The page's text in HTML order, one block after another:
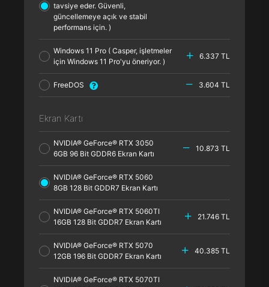
tavsiye eder. Güvenli,
güncellemeye açık ve stabil
performans için. )
Windows 11 Pro ( Casper, işletmeler
için Windows 11 Pro'yu öneriyor. )
6.337 TL
FreeDOS 3.604 TL
Ekran Kartı
NVIDIA® GeForce® RTX 3050
6GB 96 Bit GDDR6 Ekran Kartı
10.873 TL
NVIDIA® GeForce® RTX 5060
8GB 128 Bit GDDR7 Ekran Kartı
NVIDIA® GeForce® RTX 5060TI
16GB 128 Bit GDDR7 Ekran Kartı
21.746 TL
NVIDIA® GeForce® RTX 5070
12GB 196 Bit GDDR7 Ekran Kartı
40.385 TL
NVIDIA® GeForce® RTX 5070TI